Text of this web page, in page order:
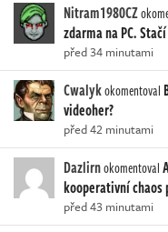
Nitram1980CZ
zdarma na PC.
před 34 minutami
Cwalykokomentoval
videoher?
před 42 minutami
Dazlirnokomentoval
kooperativní
před 43 minutami